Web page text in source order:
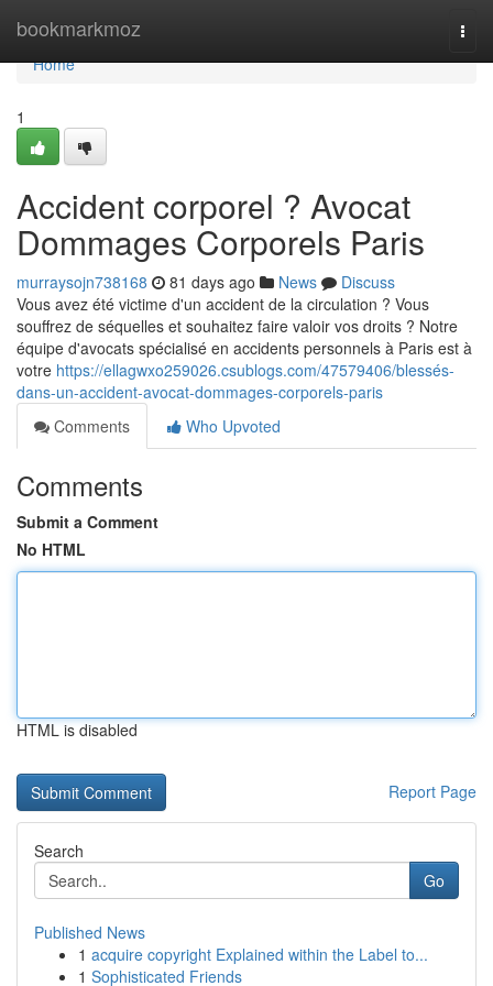
bookmarkmoz
Home
Home
1
Accident corporel ? Avocat
Dommages Corporels Paris
murraysojn738168 81 days ago News
Discuss
Vous avez été victime d'un accident de la circulation ? Vous
souffrez de séquelles et souhaitez faire valoir vos droits ? Notre
équipe d'avocats spécialisé en accidents personnels à Paris est à
votre https://ellagwxo259026.csublogs.com/47579406/blessés-
dans-un-accident-avocat-dommages-corporels-paris
Comments
Who Upvoted
Comments
Submit a Comment
No HTML
HTML is disabled
Report Page
Search
Go
Published News
1 acquire copyright Explained within the Label to...
1 Sophisticated Friends